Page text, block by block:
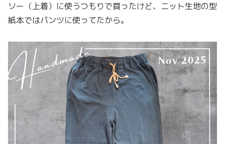
ソー（上着）に使うつもりで買ったけど、ニット生地の型
紙本ではパンツに使ってたから。